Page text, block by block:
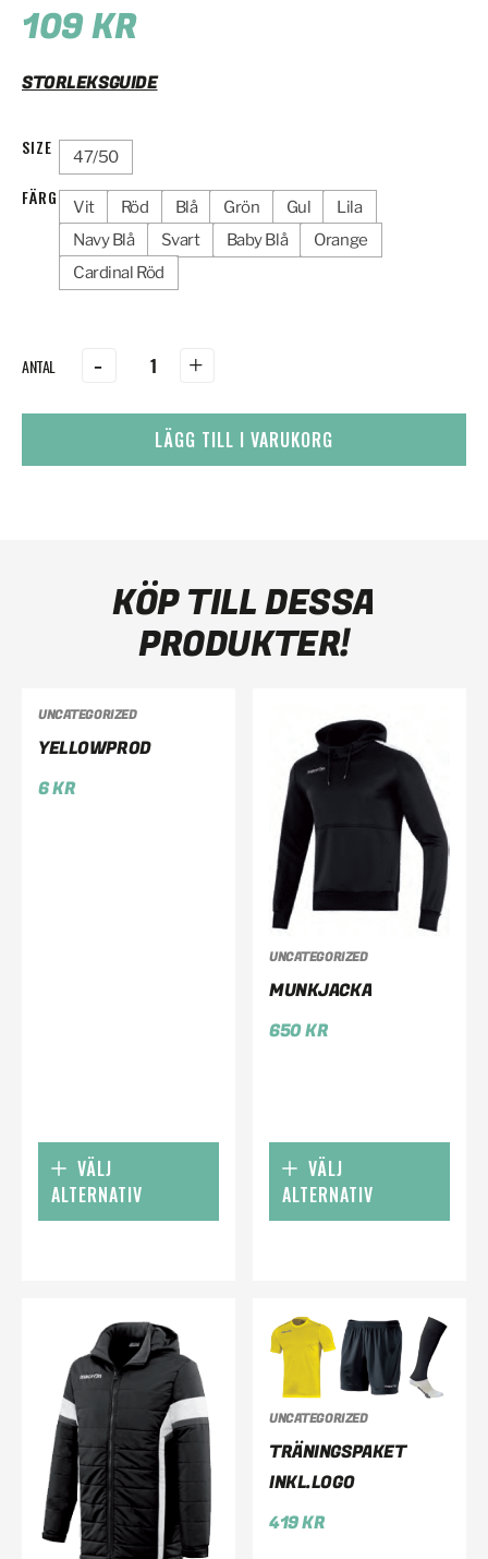
109KR
STORLEKSGUIDE
SIZE 47/50
FÄRG Vit Röd Blå Grön Gul
Lila
Navy Blå
Svart Baby Blå
Orange
Cardinal Röd
- +
LÄGG TILL I VARUKORG
KÖP TILL DESSA
PRODUKTER!
UNCATEGORIZED
YELLOWPROD
6KR
VÄLJ
ALTERNATIV
UNCATEGORIZED
MUNKJACKA
650KR
VÄLJ
ALTERNATIV
UNCATEGORIZED
TRÄNINGSPAKET
INKL.LOGO
419KR